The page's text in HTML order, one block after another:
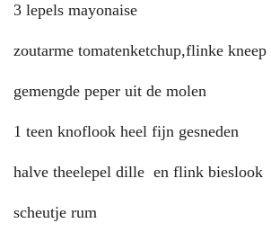
3 lepels mayonaise
zoutarme tomatenketchup,flinke
gemengde peper uit de molen
1 teen knoflook heel fijn gesneden
halve theelepel dille en flink bieslook
scheutje rum